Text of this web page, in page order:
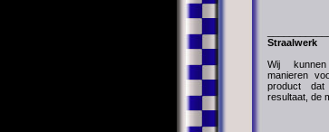
Straalwerk
Wij
manieren
product
resultaat, de